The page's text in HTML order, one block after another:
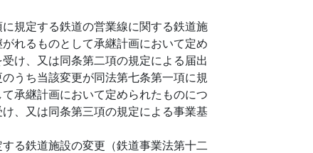
規定する鉄道の営業線に関する鉄道施
れるものとして承継計画において定め
け、又は同条第二項の規定による届出
うち当該変更が同法第七条第一項に規
承継計画において定められたものにつ
、又は同条第三項の規定による事業基
る鉄道施設の変更（鉄道事業法第十二